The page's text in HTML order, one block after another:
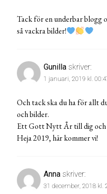
Tack för en underbar blogg
så vackra bilder!
Gunilla skriver:
1 januari, 2019 kl.
Och tack ska du ha för allt
och bilder.
Ett Gott Nytt År till dig och
Heja 2019, här kommer vi!
Anna skriver:
31 december, 2018 kl.